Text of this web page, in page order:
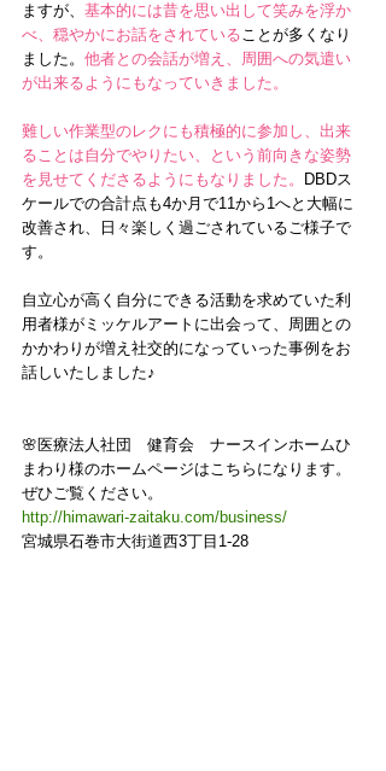
ますが、 基本的には昔を思い出して笑みを浮か
べ、穏やかにお話をされていることが多くなり
ました。 他者との会話が増え、周囲への気遣い
が出来るようにもなっていきました。
難しい作業型のレクにも積極的に参加し、出来
ることは自分でやりたい、という前向きな姿勢
を見せてくださるようにもなりました。
DBDス
ケールでの合計点も4か月で11から1へと大幅に
改善され、日々楽しく過ごされているご様子で
す。
自立心が高く自分にできる活動を求めていた利
用者様がミッケルアートに出会って、周囲との
かかわりが増え社交的になっていった事例をお
話しいたしました♪
🌸医療法人社団　健育会　ナースインホームひ
まわり様のホームページはこちらになります。
ぜひご覧ください。
http://himawari-zaitaku.com/business/
宮城県石巻市大街道西3丁目1-28